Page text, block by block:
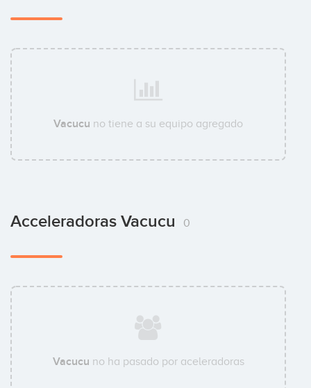
Vacucu no tiene a su equipo agregado
Acceleradoras Vacucu 0
Vacucu no ha pasado por aceleradoras